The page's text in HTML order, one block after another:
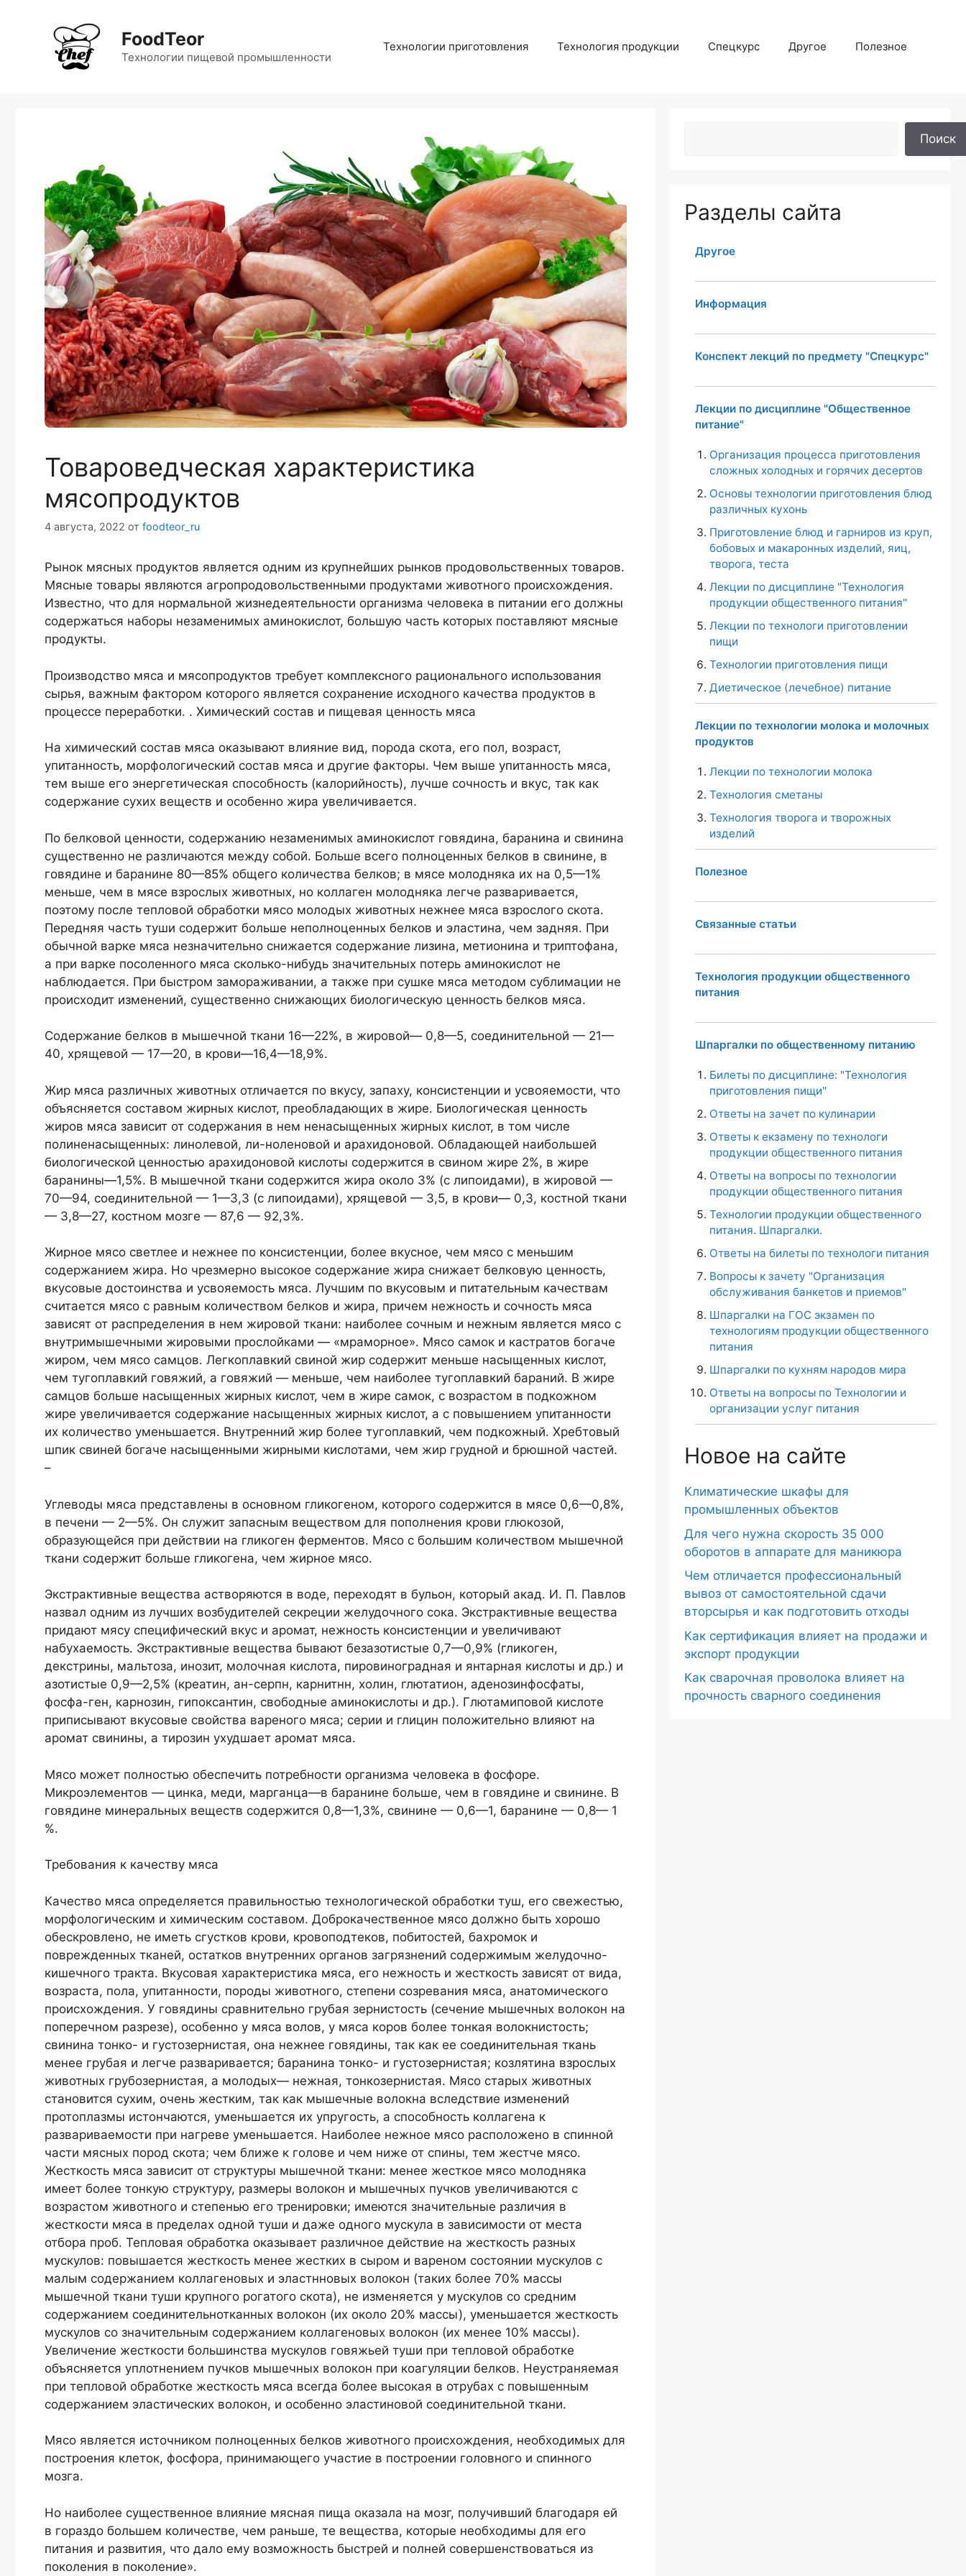
содержимому
FoodTeor
Технологии пищевой промышленности
Технологии приготовления Технология продукции Спецкурс Другое Полезное
Товароведческая характеристика
мясопродуктов
4 августа, 2022 от foodteor_ru
Рынок мясных продуктов является одним из крупнейших рынков продовольственных товаров.
Мясные товары являются агропродовольственными продуктами животного происхождения.
Известно, что для нормальной жизнедеятельности организма человека в питании его должны
содержаться наборы незаменимых аминокислот, большую часть которых поставляют мясные
продукты.
Производство мяса и мясопродуктов требует комплексного рационального использования
сырья, важным фактором которого является сохранение исходного качества продуктов в
процессе переработки. . Химический состав и пищевая ценность мяса
На химический состав мяса оказывают влияние вид, порода скота, его пол, возраст,
упитанность, морфологический состав мяса и другие факторы. Чем выше упитанность мяса,
тем выше его энергетическая способность (калорийность), лучше сочность и вкус, так как
содержание сухих веществ и особенно жира увеличивается.
По белковой ценности, содержанию незаменимых аминокислот говядина, баранина и свинина
существенно не различаются между собой. Больше всего полноценных белков в свинине, в
говядине и баранине 80—85% общего количества белков; в мясе молодняка их на 0,5—1%
меньше, чем в мясе взрослых животных, но коллаген молодняка легче разваривается,
поэтому после тепловой обработки мясо молодых животных нежнее мяса взрослого скота.
Передняя часть туши содержит больше неполноценных белков и эластина, чем задняя. При
обычной варке мяса незначительно снижается содержание лизина, метионина и триптофана,
а при варке посоленного мяса сколько-нибудь значительных потерь аминокислот не
наблюдается. При быстром замораживании, а также при сушке мяса методом сублимации не
происходит изменений, существенно снижающих биологическую ценность белков мяса.
Содержание белков в мышечной ткани 16—22%, в жировой— 0,8—5, соединительной — 21—
40, хрящевой — 17—20, в крови—16,4—18,9%.
Жир мяса различных животных отличается по вкусу, запаху, консистенции и усвояемости, что
объясняется составом жирных кислот, преобладающих в жире. Биологическая ценность
жиров мяса зависит от содержания в нем ненасыщенных жирных кислот, в том числе
полиненасыщенных: линолевой, ли-ноленовой и арахидоновой. Обладающей наибольшей
биологической ценностью арахидоновой кислоты содержится в свином жире 2%, в жире
баранины—1,5%. В мышечной ткани содержится жира около 3% (с липоидами), в жировой —
70—94, соединительной — 1—3,3 (с липоидами), хрящевой — 3,5, в крови— 0,3, костной ткани
— 3,8—27, костном мозге — 87,6 — 92,3%.
Жирное мясо светлее и нежнее по консистенции, более вкусное, чем мясо с меньшим
содержанием жира. Но чрезмерно высокое содержание жира снижает белковую ценность,
вкусовые достоинства и усвояемость мяса. Лучшим по вкусовым и питательным качествам
считается мясо с равным количеством белков и жира, причем нежность и сочность мяса
зависят от распределения в нем жировой ткани: наиболее сочным и нежным является мясо с
внутримышечными жировыми прослойками — «мраморное». Мясо самок и кастратов богаче
жиром, чем мясо самцов. Легкоплавкий свиной жир содержит меньше насыщенных кислот,
чем тугоплавкий говяжий, а говяжий — меньше, чем наиболее тугоплавкий бараний. В жире
самцов больше насыщенных жирных кислот, чем в жире самок, с возрастом в подкожном
жире увеличивается содержание насыщенных жирных кислот, а с повышением упитанности
их количество уменьшается. Внутренний жир более тугоплавкий, чем подкожный. Хребтовый
шпик свиней богаче насыщенными жирными кислотами, чем жир грудной и брюшной частей.
–
Углеводы мяса представлены в основном гликогеном, которого содержится в мясе 0,6—0,8%,
в печени — 2—5%. Он служит запасным веществом для пополнения крови глюкозой,
образующейся при действии на гликоген ферментов. Мясо с большим количеством мышечной
ткани содержит больше гликогена, чем жирное мясо.
Экстрактивные вещества астворяются в воде, переходят в бульон, который акад. И. П. Павлов
назвал одним из лучших возбудителей секреции желудочного сока. Экстрактивные вещества
придают мясу специфический вкус и аромат, нежность консистенции и увеличивают
набухаемость. Экстрактивные вещества бывают безазотистые 0,7—0,9% (гликоген,
декстрины, мальтоза, инозит, молочная кислота, пировиноградная и янтарная кислоты и др.) и
азотистые 0,9—2,5% (креатин, ан-серпн, карнитнн, холин, глютатион, аденозинфосфаты,
фосфа-ген, карнозин, гипоксантин, свободные аминокислоты и др.). Глютамиповой кислоте
приписывают вкусовые свойства вареного мяса; серии и глицин положительно влияют на
аромат свинины, а тирозин ухудшает аромат мяса.
Мясо может полностью обеспечить потребности организма человека в фосфоре.
Микроэлементов — цинка, меди, марганца—в баранине больше, чем в говядине и свинине. В
говядине минеральных веществ содержится 0,8—1,3%, свинине — 0,6—1, баранине — 0,8— 1
%.
Требования к качеству мяса
Качество мяса определяется правильностью технологической обработки туш, его свежестью,
морфологическим и химическим составом. Доброкачественное мясо должно быть хорошо
обескровлено, не иметь сгустков крови, кровоподтеков, побитостей, бахромок и
поврежденных тканей, остатков внутренних органов загрязнений содержимым желудочно-
кишечного тракта. Вкусовая характеристика мяса, его нежность и жесткость зависят от вида,
возраста, пола, упитанности, породы животного, степени созревания мяса, анатомического
происхождения. У говядины сравнительно грубая зернистость (сечение мышечных волокон на
поперечном разрезе), особенно у мяса волов, у мяса коров более тонкая волокнистость;
свинина тонко- и густозернистая, она нежнее говядины, так как ее соединительная ткань
менее грубая и легче разваривается; баранина тонко- и густозернистая; козлятина взрослых
животных грубозернистая, а молодых— нежная, тонкозернистая. Мясо старых животных
становится сухим, очень жестким, так как мышечные волокна вследствие изменений
протоплазмы истончаются, уменьшается их упругость, а способность коллагена к
развариваемости при нагреве уменьшается. Наиболее нежное мясо расположено в спинной
части мясных пород скота; чем ближе к голове и чем ниже от спины, тем жестче мясо.
Жесткость мяса зависит от структуры мышечной ткани: менее жесткое мясо молодняка
имеет более тонкую структуру, размеры волокон и мышечных пучков увеличиваются с
возрастом животного и степенью его тренировки; имеются значительные различия в
жесткости мяса в пределах одной туши и даже одного мускула в зависимости от места
отбора проб. Тепловая обработка оказывает различное действие на жесткость разных
мускулов: повышается жесткость менее жестких в сыром и вареном состоянии мускулов с
малым содержанием коллагеновых и эластнновых волокон (таких более 70% массы
мышечной ткани туши крупного рогатого скота), не изменяется у мускулов со средним
содержанием соединительнотканных волокон (их около 20% массы), уменьшается жесткость
мускулов со значительным содержанием коллагеновых волокон (их менее 10% массы).
Увеличение жесткости большинства мускулов говяжьей туши при тепловой обработке
объясняется уплотнением пучков мышечных волокон при коагуляции белков. Неустраняемая
при тепловой обработке жесткость мяса всегда более высокая в отрубах с повышенным
содержанием эластических волокон, и особенно эластиновой соединительной ткани.
Мясо является источником полноценных белков животного происхождения, необходимых для
построения клеток, фосфора, принимающего участие в построении головного и спинного
мозга.
Но наиболее существенное влияние мясная пища оказала на мозг, получивший благодаря ей
в гораздо большем количестве, чем раньше, те вещества, которые необходимы для его
питания и развития, что дало ему возможность быстрей и полней совершенствоваться из
поколения в поколение».
Поиск
Разделы сайта
Другое
Информация
Конспект лекций по предмету "Спецкурс"
Лекции по дисциплине "Общественное
питание"
Организация процесса приготовления
сложных холодных и горячих десертов
Основы технологии приготовления блюд
различных кухонь
Приготовление блюд и гарниров из круп,
бобовых и макаронных изделий, яиц,
творога, теста
Лекции по дисциплине "Технология
продукции общественного питания"
Лекции по технологи приготовлении
пищи
Технологии приготовления пищи
Диетическое (лечебное) питание
Лекции по технологии молока и молочных
продуктов
Лекции по технологии молока
Технология сметаны
Технология творога и творожных
изделий
Полезное
Связанные статьи
Технология продукции общественного
питания
Шпаргалки по общественному питанию
Билеты по дисциплине: "Технология
приготовления пищи"
Ответы на зачет по кулинарии
Ответы к екзамену по технологи
продукции общественного питания
Ответы на вопросы по технологии
продукции общественного питания
Технологии продукции общественного
питания. Шпаргалки.
Ответы на билеты по технологи питания
Вопросы к зачету "Организация
обслуживания банкетов и приемов"
Шпаргалки на ГОС экзамен по
технологиям продукции общественного
питания
Шпаргалки по кухням народов мира
Ответы на вопросы по Технологии и
организации услуг питания
Новое на сайте
Климатические шкафы для
промышленных объектов
Для чего нужна скорость 35 000
оборотов в аппарате для маникюра
Чем отличается профессиональный
вывоз от самостоятельной сдачи
вторсырья и как подготовить отходы
Как сертификация влияет на продажи и
экспорт продукции
Как сварочная проволока влияет на
прочность сварного соединения